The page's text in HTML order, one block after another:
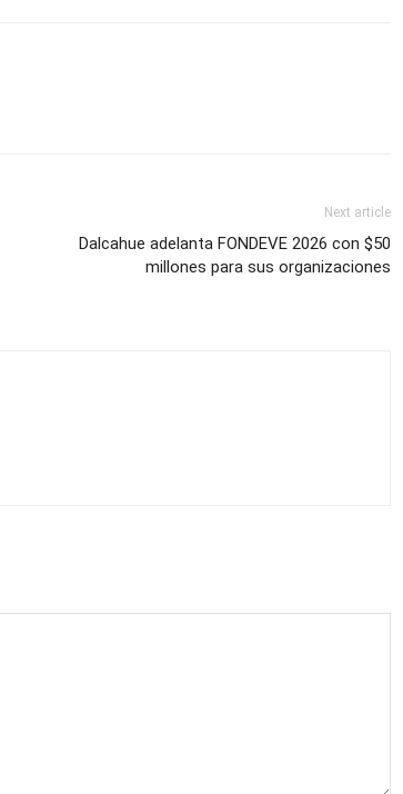
Next article
Dalcahue adelanta FONDEVE 2026 con $50
millones para sus organizaciones